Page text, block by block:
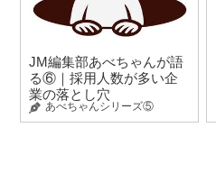
JM編集部あべちゃんが語
る⑥｜採用人数が多い企
業の落とし穴
あべちゃんシリーズ⑤